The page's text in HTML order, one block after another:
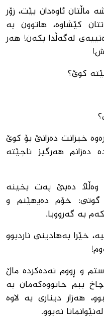
ماڵتان ئاوەدان بێت، زۆر
کێشاوە، ھاتوون بە
لەگەڵدا بکەن! ھەر
کوێ؟
خیزانت دەزانێ بۆ کوێ
دەزانم ھەرگیز ناچێتە
دەبێ پەت بخینە
گوتی: خۆم دەیھێنم و
بە گەروویا.
خێرا بەھادینی ناردبوو
و ڕووم نەدەکردە ماڵ
ببم خانووەکەمان بە
ھەزار دیناری بە لاوە
نەبوو.